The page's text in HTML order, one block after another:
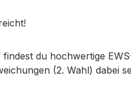
du hochwertige
(2. Wahl) dabei